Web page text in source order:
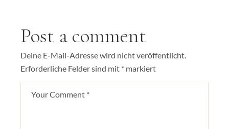
Post a comment
Deine E-Mail-Adresse wird nicht veröffentlicht.
Erforderliche Felder sind mit * markiert